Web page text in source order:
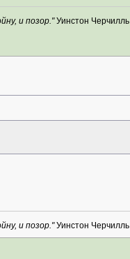
и позор."Уинстон Черчилль
и позор."Уинстон Черчилль